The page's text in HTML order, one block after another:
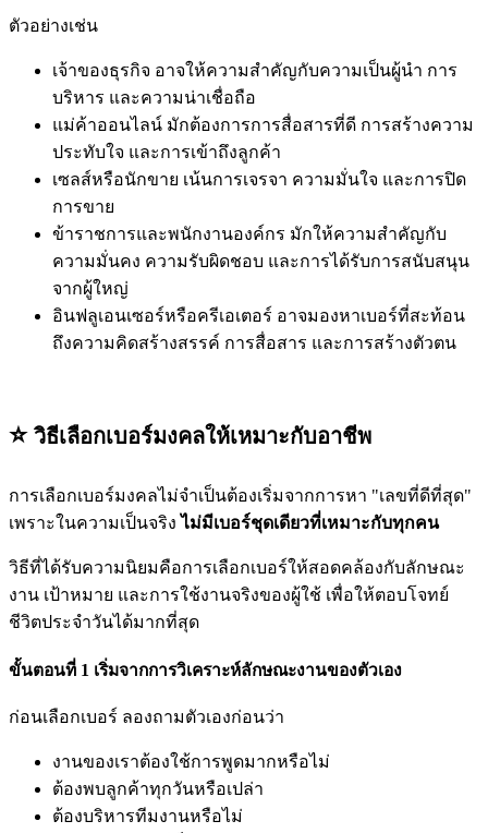
ตัวอย่างเช่น
เจ้าของธุรกิจ อาจให้ความสำคัญกับความเป็นผู้นำ การ
บริหาร และความน่าเชื่อถือ
แม่ค้าออนไลน์ มักต้องการการสื่อสารที่ดี การสร้างความ
ประทับใจ และการเข้าถึงลูกค้า
เซลส์หรือนักขาย เน้นการเจรจา ความมั่นใจ และการปิด
การขาย
ข้าราชการและพนักงานองค์กร มักให้ความสำคัญกับ
ความมั่นคง ความรับผิดชอบ และการได้รับการสนับสนุน
จากผู้ใหญ่
อินฟลูเอนเซอร์หรือครีเอเตอร์ อาจมองหาเบอร์ที่สะท้อน
ถึงความคิดสร้างสรรค์ การสื่อสาร และการสร้างตัวตน
⭐️ วิธีเลือกเบอร์มงคลให้เหมาะกับอาชีพ
การเลือกเบอร์มงคลไม่จำเป็นต้องเริ่มจากการหา "เลขที่ดีที่สุด"
เพราะในความเป็นจริงไม่มีเบอร์ชุดเดียวที่เหมาะกับทุกคน
วิธีที่ได้รับความนิยมคือการเลือกเบอร์ให้สอดคล้องกับลักษณะ
งาน เป้าหมาย และการใช้งานจริงของผู้ใช้ เพื่อให้ตอบโจทย์
ชีวิตประจำวันได้มากที่สุด
ขั้นตอนที่ 1 เริ่มจากการวิเคราะห์ลักษณะงานของตัวเอง
ก่อนเลือกเบอร์ ลองถามตัวเองก่อนว่า
งานของเราต้องใช้การพูดมากหรือไม่
ต้องพบลูกค้าทุกวันหรือเปล่า
ต้องบริหารทีมงานหรือไม่